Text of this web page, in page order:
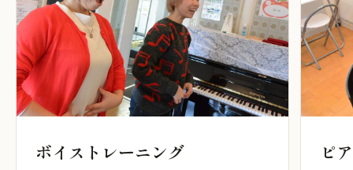
ボイストレーニング ピ